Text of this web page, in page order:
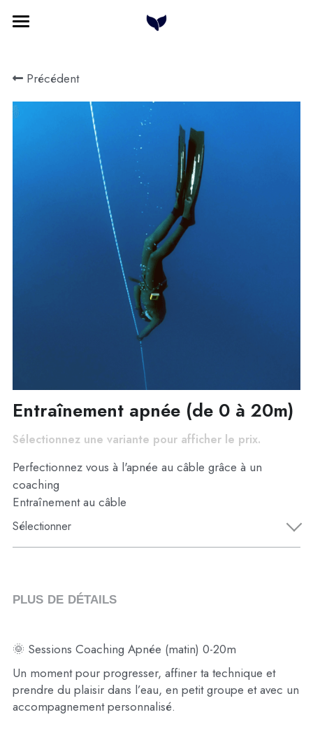
Cours à la carte
Qui sommes nous
Plongée & Baleines
Précédent
Entraînement apnée (de 0 à 20m)
Sélectionnez une variante pour afficher le prix.
Perfectionnez vous à l'apnée au câble grâce à un
coaching
Entraînement au câble
Sélectionner
PLUS DE DÉTAILS
🌞 Sessions Coaching Apnée (matin) 0-20m
Un moment pour progresser, affiner ta technique et
prendre du plaisir dans l’eau, en petit groupe et avec un
accompagnement personnalisé.